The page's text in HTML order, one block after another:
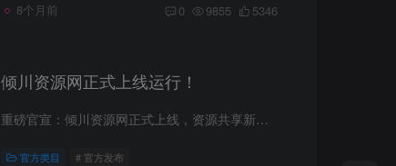
8个月前 0 9855 5346
倾川资源网正式上线运行！
重磅官宣：倾川资源网正式上线，资源共享新时代已来！​亲爱的论坛 / 博客朋友们，历经数月的精心筹备与打磨，倾川资源网今日正式上线运行啦！这是一个集资源分享、高效检索、互动交流于一体的...
官方类目 # 官方发布